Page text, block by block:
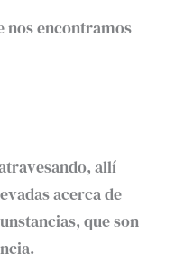
nos encontramos
allí
acerca de
que son